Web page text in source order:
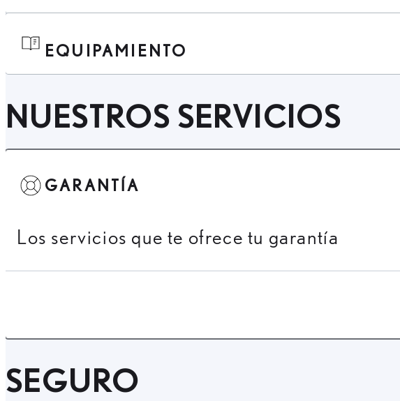
EQUIPAMIENTO
NUESTROS SERVICIOS
GARANTÍA
Los servicios que te ofrece tu garantía
SEGURO